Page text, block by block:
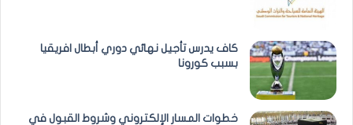
كاف يدرس تأجيل نهائي دوري أبطال افريقيا
بسبب كورونا
خطوات المسار الإلكتروني وشروط القبول في